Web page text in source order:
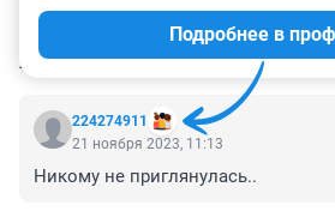
КОММЕНТАРИИ 103
224274911
Подробнее в
21 ноября 2023, 11:13
Никому не приглянулась..